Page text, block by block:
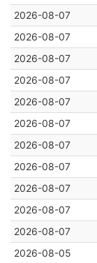
2026-08-07
2026-08-07
2026-08-07
2026-08-07
2026-08-07
2026-08-07
2026-08-07
2026-08-07
2026-08-07
2026-08-07
2026-08-07
2026-08-05